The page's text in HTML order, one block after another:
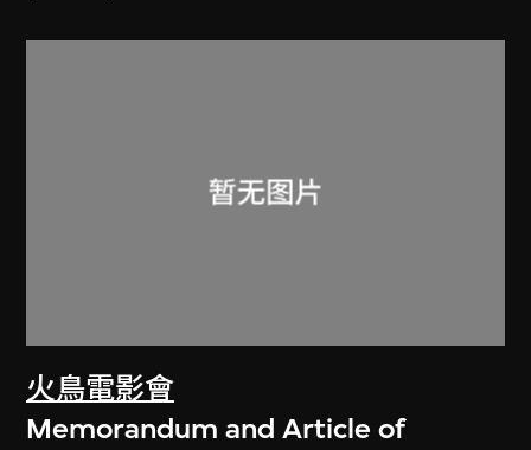
火鳥電影會
Memorandum and Article of